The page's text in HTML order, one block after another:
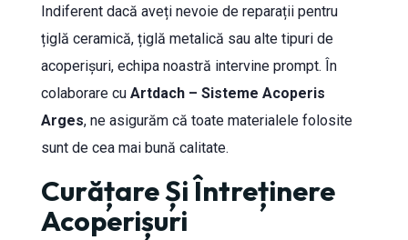
Indiferent dacă aveți nevoie de reparații pentru
țiglă ceramică, țiglă metalică sau alte tipuri de
acoperișuri, echipa noastră intervine prompt. În
colaborare cu Artdach – Sisteme Acoperis
Arges, ne asigurăm că toate materialele folosite
sunt de cea mai bună calitate.
Curățare Și Întreținere
Acoperișuri